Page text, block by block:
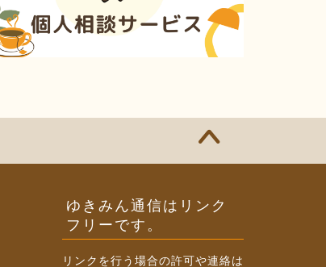
ゆきみん通信はリンク
フリーです。
リンクを行う場合の許可や連絡は